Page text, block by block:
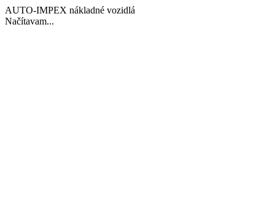
AUTO-IMPEX nákladné vozidlá
Načítavam...